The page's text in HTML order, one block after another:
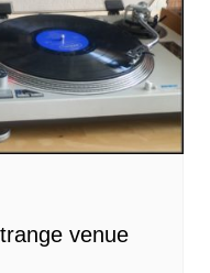
venue